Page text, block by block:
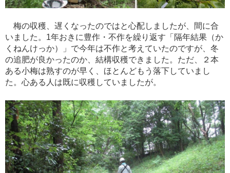
梅の収穫、遅くなったのではと心配しましたが、間に合
いました。1年おきに豊作・不作を繰り返す「隔年結果（か
くねんけっか）」で今年は不作と考えていたのですが、冬
の追肥が良かったのか、結構収穫できました。ただ、２本
ある小梅は熟すのが早く、ほとんどもう落下していまし
た。心ある人は既に収穫していましたが。